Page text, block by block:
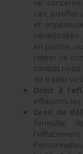
ne
cas, justifier
et
en justice,
retirer ce
contrat nous
de traiter
Droit à
effacions
Droit de
formuler